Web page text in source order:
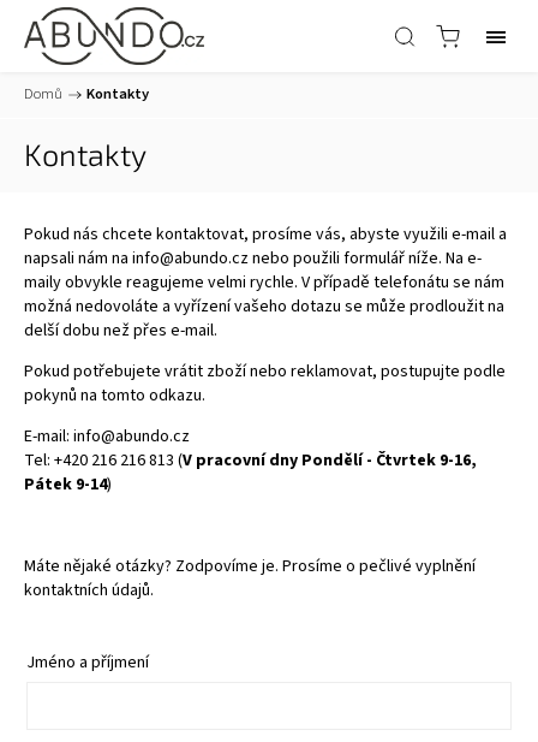
Domů / Kontakty
Kontakty
Pokud nás chcete kontaktovat, prosíme vás, abyste využili e-mail a
napsali nám na info@abundo.cznebo použili formulář níže. Na e-
maily obvykle reagujeme velmi rychle. V případě telefonátu se nám
možná nedovoláte a vyřízení vašeho dotazu se může prodloužit na
delší dobu než přes e-mail.
Pokud potřebujete vrátit zboží nebo reklamovat, postupujte podle
pokynů na tomto odkazu.
E-mail: info@abundo.cz
Tel: +420 216 216 813 (V pracovní dny Pondělí - Čtvrtek 9-16,
Pátek 9-14)
Máte nějaké otázky? Zodpovíme je. Prosíme o pečlivé vyplnění
kontaktních údajů.
Jméno a příjmení